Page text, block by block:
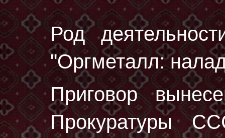
Род
"Оргметалл:
Приговор
Прокуратуры